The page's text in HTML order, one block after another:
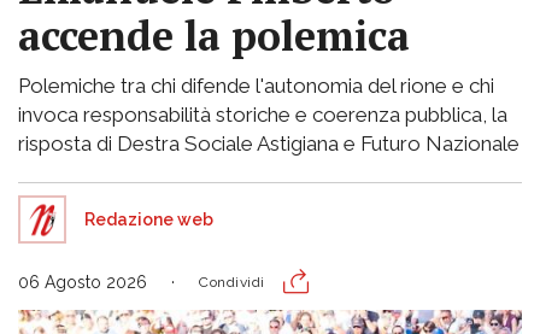
accende la polemica
Polemiche tra chi difende l'autonomia del rione e chi
invoca responsabilità storiche e coerenza pubblica, la
risposta di Destra Sociale Astigiana e Futuro Nazionale
Redazione web
06 Agosto 2026 Condividi